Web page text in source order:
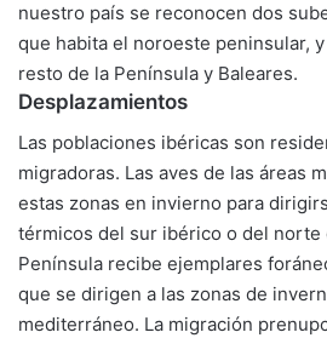
nuestro país se reconocen dos
que habita el noroeste peninsular,
resto de la Península y Baleares.
Desplazamientos
Las poblaciones ibéricas son
migradoras. Las aves de las áreas
estas zonas en invierno para
térmicos del sur ibérico o del norte
Península recibe ejemplares
que se dirigen a las zonas de
mediterráneo. La migración